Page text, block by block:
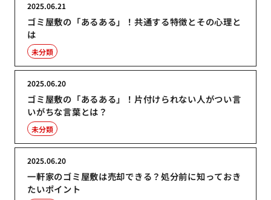
ゴミ屋敷の「あるある」！共通する特徴とその心理と
は
2025.06.21
未分類
ゴミ屋敷の「あるある」！片付けられない人がつい言
いがちな言葉とは？
2025.06.20
未分類
一軒家のゴミ屋敷は売却できる？処分前に知っておき
たいポイント
2025.06.20